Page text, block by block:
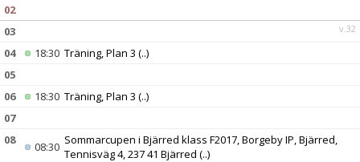
02
v.32
03
04
18:30 Träning, Plan 3 (..)
05
06
18:30 Träning, Plan 3 (..)
07
08
08:30 Sommarcupen i Bjärred klass F2017, Borgeby IP, Bjärred,
Tennisväg 4, 237 41 Bjärred (..)